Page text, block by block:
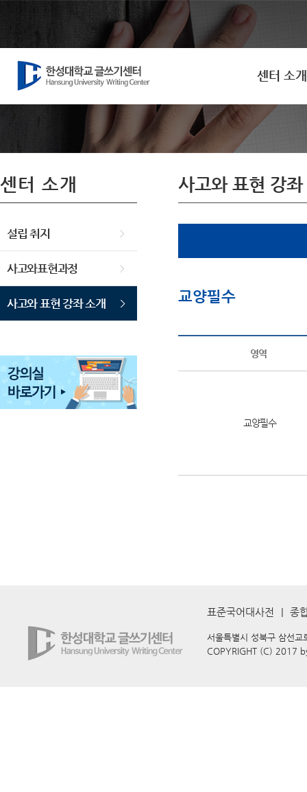
센터 소개
강의실 바로가기 설립 취지
사고와표현
사고와 표
강좌 소개
센터 소개
설립 취지
사고와표현과정
사고와 표현 강좌 소개
사고와 표현 강
교양필수
영역
교양필수
표준국어대사전 종
서울특별시 성북구 삼선
COPYRIGHT (C) 2017